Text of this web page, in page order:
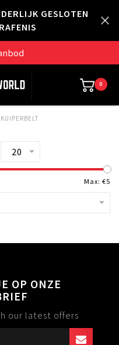
GESLOTEN
0
KUIPERBELT
20
Max: €5
OP ONZE
our latest offers